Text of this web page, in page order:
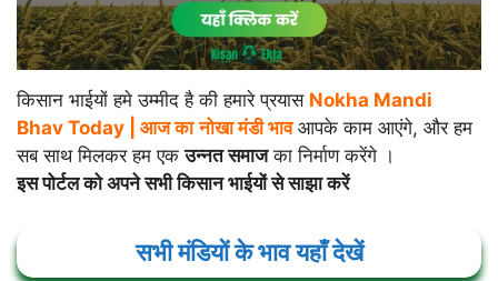
किसान भाईयों हमे उम्मीद है की हमारे प्रयास Nokha Mandi
Bhav Today | आज का नोखामंडी भावआपके काम आएंगे, और हम
सब साथ मिलकर हम एकउन्नत समाजका निर्माण करेंगे ।
इस पोर्टल को अपने सभी किसान भाईयों से साझा करें
सभी मंडियों के भाव यहाँ देखें